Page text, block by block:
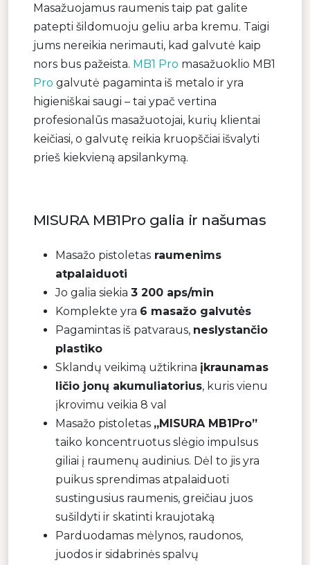
Masažuojamus raumenis taip pat galite
patepti šildomuoju geliu arba kremu. Taigi
jums nereikia nerimauti, kad galvutė kaip
nors bus pažeista. MB1 Pro masažuoklio MB1
Pro galvutė pagaminta iš metalo ir yra
higieniškai saugi – tai ypač vertina
profesionalūs masažuotojai, kurių klientai
keičiasi, o galvutę reikia kruopščiai išvalyti
prieš kiekvieną apsilankymą.
MISURA MB1Pro galia ir našumas
Masažo pistoletas raumenims
atpalaiduoti
Jo galia siekia 3 200 aps/min
Komplekte yra 6 masažo galvutės
Pagamintas iš patvaraus, neslystančio
plastiko
Sklandų veikimą užtikrina įkraunamas
ličio jonų akumuliatorius, kuris vienu
įkrovimu veikia 8 val
Masažo pistoletas „MISURA MB1Pro”
taiko koncentruotus slėgio impulsus
giliai į raumenų audinius. Dėl to jis yra
puikus sprendimas atpalaiduoti
sustingusius raumenis, greičiau juos
sušildyti ir skatinti kraujotaką
Parduodamas mėlynos, raudonos,
juodos ir sidabrinės spalvų